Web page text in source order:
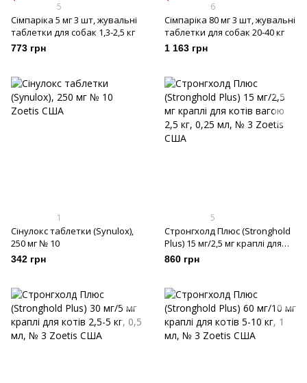
5
Сімпаріка 5 мг 3 шт, жувальні
таблетки для собак 1,3-2,5 кг
773 грн
6
Сімпаріка 80 мг 3 шт, жувальні
таблетки для собак 20-40 кг
1 163 грн
1
Сінулокс таблетки (Synulox),
250 мг № 10
342 грн
5
Стронгхолд Плюс (Stronghold
Plus) 15 мг/2,5 мг краплі для
котів вагою 2,5 кг, 0,25 мл, № 3
860 грн